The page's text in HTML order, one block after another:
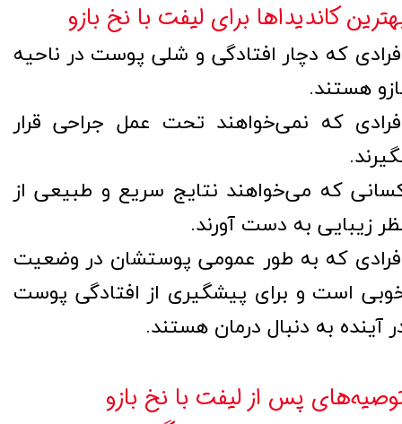
کاندیداها برای لیفت با نخ بازو
که دچار افتادگی و شلی پوست در ناحیه
هستند.
که نمی‌خواهند تحت عمل جراحی قرار
که می‌خواهند نتایج سریع و طبیعی از
زیبایی به دست آورند.
که به طور عمومی پوستشان در وضعیت
است و برای پیشگیری از افتادگی پوست
آینده به دنبال درمان هستند.
پس از لیفت با نخ بازو